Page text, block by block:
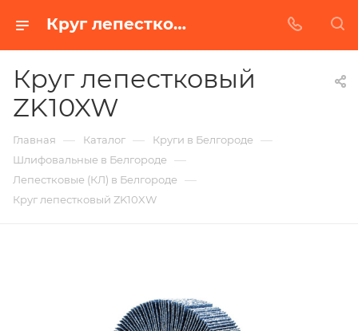
Круг лепестковый ZK10XW в Белгороде | Купить по недорогой цене от Абразивного Завода
Круг лепестковый
ZK10XW
Главная — Каталог — Круги в Белгороде —
Шлифовальные в Белгороде —
Лепестковые (КЛ) в Белгороде —
Круг лепестковый ZK10XW